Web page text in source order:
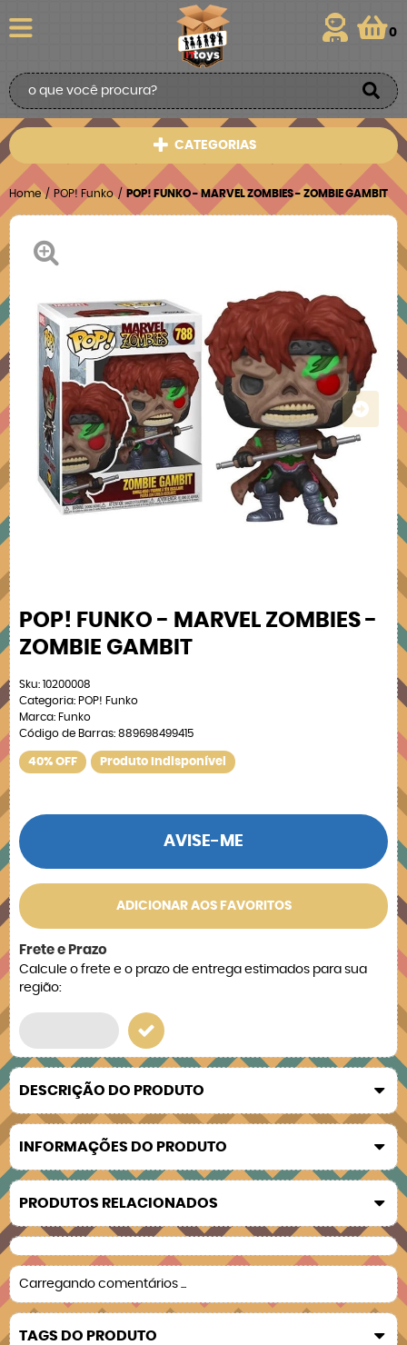
0
CATEGORIAS
Home POP! Funko POP! FUNKO - MARVEL ZOMBIES - ZOMBIE GAMBIT
POP! FUNKO - MARVEL ZOMBIES -
ZOMBIE GAMBIT
Sku: 10200008
Categoria: POP! Funko
Marca: Funko
Código de Barras: 889698499415
40% OFF Produto Indisponível
AVISE-ME
ADICIONAR AOS FAVORITOS
Frete e Prazo
Calcule o frete e o prazo de entrega estimados para sua
região:
DESCRIÇÃO DO PRODUTO
INFORMAÇÕES DO PRODUTO
PRODUTOS RELACIONADOS
Carregando comentários ...
TAGS DO PRODUTO